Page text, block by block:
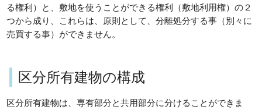
る権利）と、敷地を使うことができる権利（敷地利用権）の２
つから成り、これらは、原則として、分離処分する事（別々に
売買する事）ができません。
区分所有建物の構成
区分所有建物は、専有部分と共用部分に分けることができま